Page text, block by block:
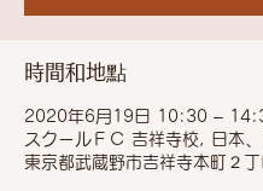
時間和地點
2020年6月19日 10:30 –
スクールＦＣ 吉祥寺校, 日本
東京都武蔵野市吉祥寺本町２丁